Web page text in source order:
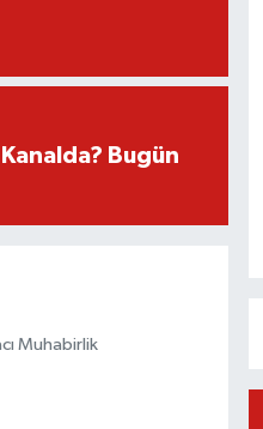
Bugün
Muhabirlik